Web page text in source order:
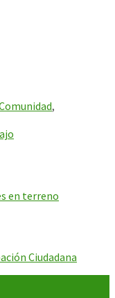
,
en terreno
Ciudadana